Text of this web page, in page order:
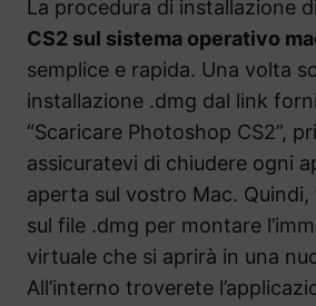
La procedura di installazione di
CS2 sul sistema operativo
semplice e rapida. Una volta
installazione .dmg dal link
“Scaricare Photoshop CS2”,
assicuratevi di chiudere ogni
aperta sul vostro Mac.
sul file .dmg per montare
virtuale che si aprirà in una
All’interno troverete